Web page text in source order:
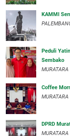
KAMMI
Peduli
Sembako
Coffee
DPRD